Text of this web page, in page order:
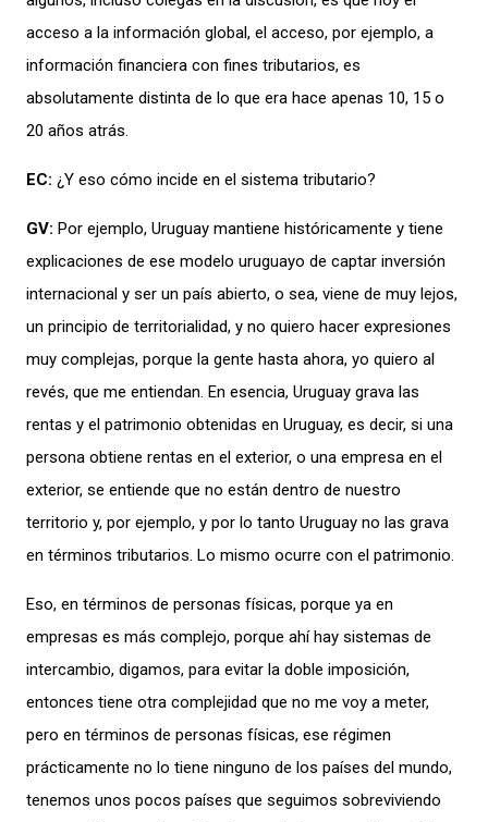
acceso a la información global, el acceso, por ejemplo, a
información financiera con fines tributarios, es
absolutamente distinta de lo que era hace apenas 10, 15 o
20 años atrás.
EC: ¿Y eso cómo incide en el sistema tributario?
GV: Por ejemplo, Uruguay mantiene históricamente y tiene
explicaciones de ese modelo uruguayo de captar inversión
internacional y ser un país abierto, o sea, viene de muy lejos,
un principio de territorialidad, y no quiero hacer expresiones
muy complejas, porque la gente hasta ahora, yo quiero al
revés, que me entiendan. En esencia, Uruguay grava las
rentas y el patrimonio obtenidas en Uruguay, es decir, si una
persona obtiene rentas en el exterior, o una empresa en el
exterior, se entiende que no están dentro de nuestro
territorio y, por ejemplo, y por lo tanto Uruguay no las grava
en términos tributarios. Lo mismo ocurre con el patrimonio.
Eso, en términos de personas físicas, porque ya en
empresas es más complejo, porque ahí hay sistemas de
intercambio, digamos, para evitar la doble imposición,
entonces tiene otra complejidad que no me voy a meter,
pero en términos de personas físicas, ese régimen
prácticamente no lo tiene ninguno de los países del mundo,
tenemos unos pocos países que seguimos sobreviviendo